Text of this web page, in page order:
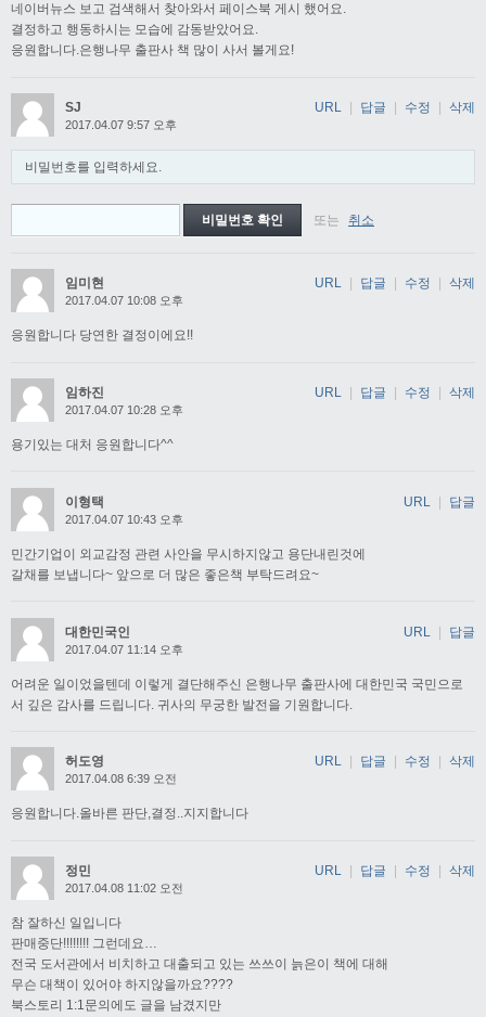
네이버뉴스 보고 검색해서 찾아와서 페이스북 게시 했어요.
결정하고 행동하시는 모습에 감동받았어요.
응원합니다.은행나무 출판사 책 많이 사서 볼게요!
SJ
2017.04.07 9:57 오후
비밀번호를 입력하세요.
또는 취소
URL 답글 수정 삭제
임미현
2017.04.07 10:08 오후
응원합니다 당연한 결정이에요!!
URL 답글 수정 삭제
임하진
2017.04.07 10:28 오후
용기있는 대처 응원합니다^^
URL 답글 수정 삭제
이형택
2017.04.07 10:43 오후
민간기업이 외교감정 관련 사안을 무시하지않고 용단내린것에
갈채를 보냅니다~ 앞으로 더 많은 좋은책 부탁드려요~
URL | 답글
대한민국인
2017.04.07 11:14 오후
어려운 일이었을텐데 이렇게 결단해주신 은행나무 출판사에 대한민국 국민으로
서 깊은 감사를 드립니다. 귀사의 무궁한 발전을 기원합니다.
URL | 답글
허도영
2017.04.08 6:39 오전
응원합니다.올바른 판단,결정..지지합니다
URL 답글 수정 삭제
정민
2017.04.08 11:02 오전
참 잘하신 일입니다
판매중단!!!!!!!! 그런데요…
전국 도서관에서 비치하고 대출되고 있는 쓰쓰이 늙은이 책에 대해
무슨 대책이 있어야 하지않을까요????
북스토리 1:1문의에도 글을 남겼지만
URL 답글 수정 삭제